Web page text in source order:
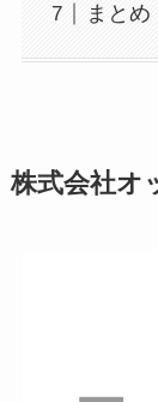
まとめ
株式会社オ